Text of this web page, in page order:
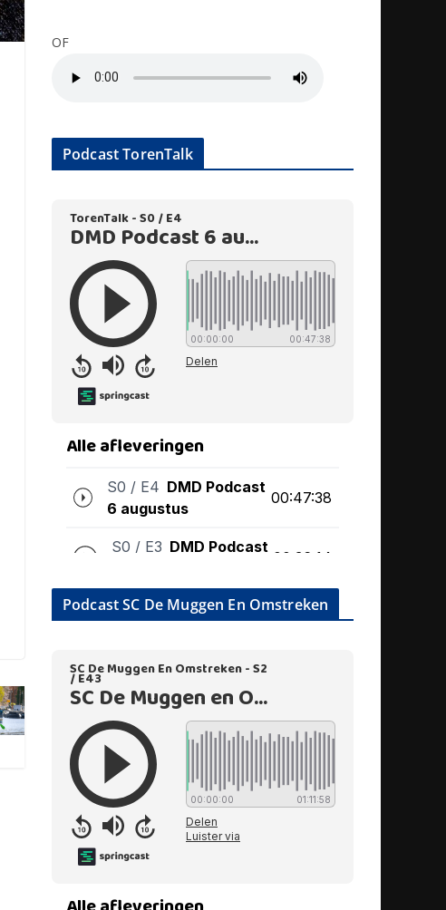
OF
Podcast TorenTalk
Podcast SC De Muggen En Omstreken